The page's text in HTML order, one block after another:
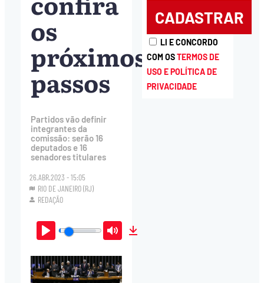
os
próximos
passos
Partidos vão definir
integrantes da
comissão: serão 16
deputados e 16
senadores titulares
26.ABR.2023 - 15:05
RIO DE JANEIRO (RJ)
REDAÇÃO
Play Mute
LI E CONCORDO
COM OSTERMOS DE
USO E POLÍTICA DE
PRIVACIDADE